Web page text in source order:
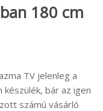
180 cm
TV jelenleg a
bár az igen
számú vásárló